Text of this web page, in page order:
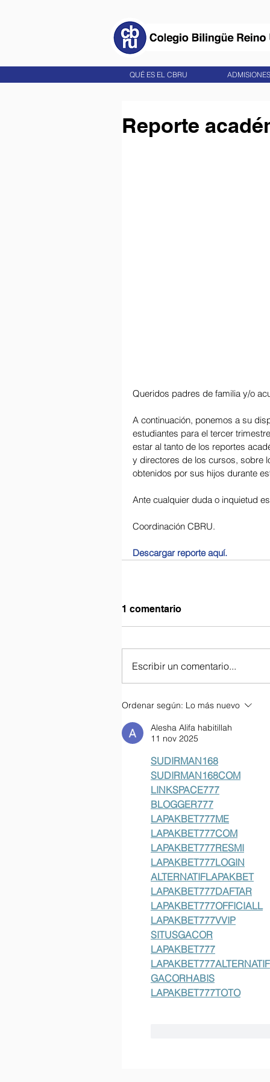
QUÉ ES EL CBRU ADMISIONES
Reporte
Queridos padres de familia y/o
A continuación, ponemos a su
estudiantes para el tercer
estar al tanto de los reportes
y directores de los cursos, sobre
obtenidos por sus hijos durante
Ante cualquier duda o inquietud
Coordinación CBRU.
Descargar reporte aquí.
1 comentario
Escribir un comentario...
Ordenar según: Lo más nuevo
Alesha Alifa habitillah
11 nov 2025
SUDIRMAN168
SUDIRMAN168COM
LINKSPACE777
BLOGGER777
LAPAKBET777ME
LAPAKBET777COM
LAPAKBET777RESMI
LAPAKBET777LOGIN
ALTERNATIFLAPAKBET
LAPAKBET777DAFTAR
LAPAKBET777OFFICIALL
LAPAKBET777VVIP
SITUSGACOR
LAPAKBET777
LAPAKBET777ALTERNATIF
GACORHABIS
LAPAKBET777TOTO